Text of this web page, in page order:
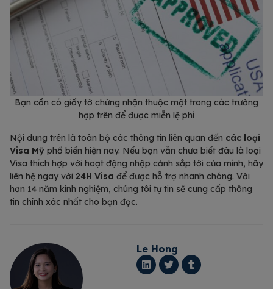
Bạn cần có giấy tờ chứng nhận thuộc một trong các trường
hợp trên để được miễn lệ phí
Nội dung trên là toàn bộ các thông tin liên quan đến các loại
Visa Mỹ phổ biến hiện nay. Nếu bạn vẫn chưa biết đâu là loại
Visa thích hợp với hoạt động nhập cảnh sắp tới của mình, hãy
liên hệ ngay với 24H Visa để được hỗ trợ nhanh chóng. Với
hơn 14 năm kinh nghiệm, chúng tôi tự tin sẽ cung cấp thông
tin chính xác nhất cho bạn đọc.
Le Hong